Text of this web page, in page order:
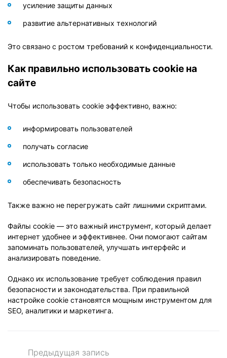
усиление защиты данных
развитие альтернативных технологий
Это связано с ростом требований к конфиденциальности.
Как правильно использовать cookie на
сайте
Чтобы использовать cookie эффективно, важно:
информировать пользователей
получать согласие
использовать только необходимые данные
обеспечивать безопасность
Также важно не перегружать сайт лишними скриптами.
Файлы cookie — это важный инструмент, который делает
интернет удобнее и эффективнее. Они помогают сайтам
запоминать пользователей, улучшать интерфейс и
анализировать поведение.
Однако их использование требует соблюдения правил
безопасности и законодательства. При правильной
настройке cookie становятся мощным инструментом для
SEO, аналитики и маркетинга.
Предыдущая запись